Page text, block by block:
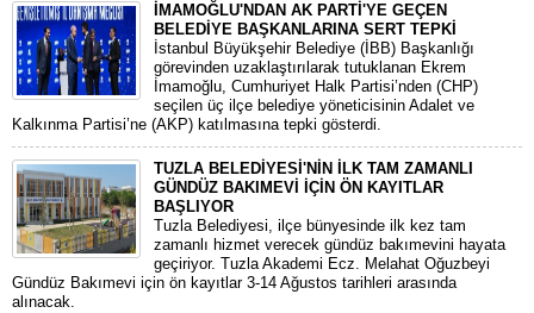
İMAMOĞLU'NDAN AK PARTİ'YE GEÇEN
BELEDİYE BAŞKANLARINA SERT TEPKİ
​İstanbul Büyükşehir Belediye (İBB) Başkanlığı
görevinden uzaklaştırılarak tutuklanan Ekrem
İmamoğlu, Cumhuriyet Halk Partisi’nden (CHP)
seçilen üç ilçe belediye yöneticisinin Adalet ve
Kalkınma Partisi’ne (AKP) katılmasına tepki gösterdi.
TUZLA BELEDİYESİ'NİN İLK TAM ZAMANLI
GÜNDÜZ BAKIMEVİ İÇİN ÖN KAYITLAR
BAŞLIYOR
Tuzla Belediyesi, ilçe bünyesinde ilk kez tam
zamanlı hizmet verecek gündüz bakımevini hayata
geçiriyor. Tuzla Akademi Ecz. Melahat Oğuzbeyi
Gündüz Bakımevi için ön kayıtlar 3-14 Ağustos tarihleri arasında
alınacak.